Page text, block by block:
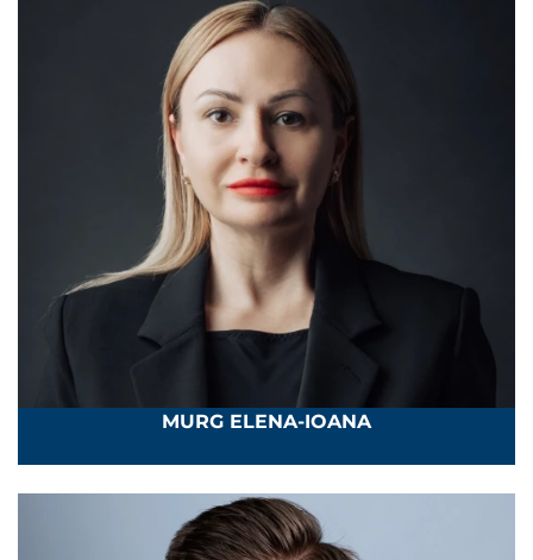
MURG ELENA-IOANA